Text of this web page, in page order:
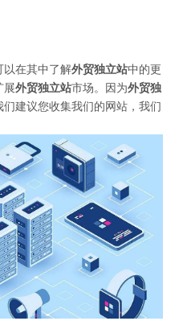
以在其中了解外贸独立站中的更
展外贸独立站市场。因为外贸独
建议您收集我们的网站，我们